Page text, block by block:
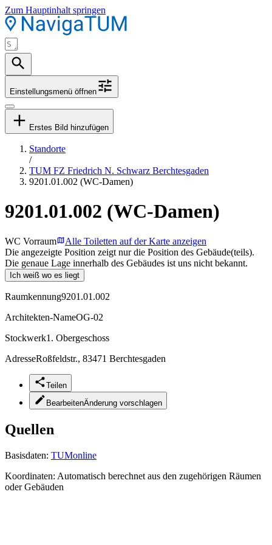
Zum Hauptinhalt springen
Einstellungsmenü öffnen
Erstes Bild hinzufügen
Standorte
/
TUM FZ Friedrich N. Schwarz Berchtesgaden
9201.01.002 (WC-Damen)
9201.01.002 (WC-Damen)
WC Vorraum
Alle Toiletten auf der Karte anzeigen
Die angezeigte Position zeigt nur die Position des Gebäude(teils).
Die genaue Lage innerhalb des Gebäudes ist uns nicht bekannt.
Ich weiß wo es liegt
Raumkennung9201.01.002
Architekten-NameOG-02
Stockwerk1. Obergeschoss
AdresseRoßfeldstr., 83471 Berchtesgaden
Teilen
BearbeitenÄnderung vorschlagen
Quellen
Basisdaten: TUMonline
Koordinaten: Automatisch berechnet aus den zugehörigen Räumen
oder Gebäuden